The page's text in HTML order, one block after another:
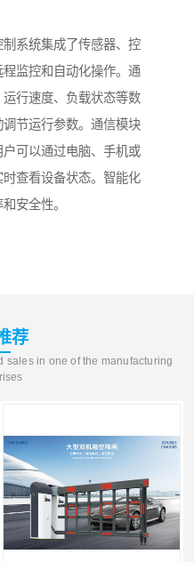
系统集成了传感器、控
监控和自动化操作。通
行速度、负载状态等数
节运行参数。通信模块
可以通过电脑、手机或
查看设备状态。智能化
安全性。
荐
sales in one of the manufacturing